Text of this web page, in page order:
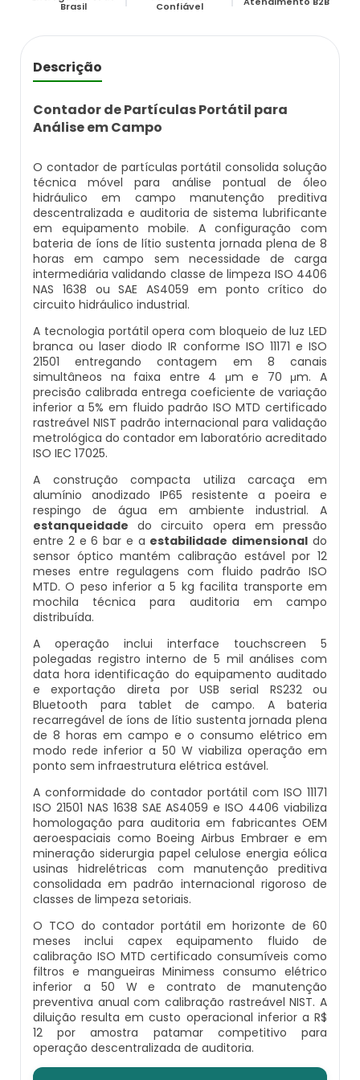
Empresa De Análise De Água
Kit Análise De Água Piscicultura
Kit Análise De Agua Piscina
Kit Para Análise De Água
Laboratorio Análise Agua
Laboratório Análise De Água
Laboratório De Análise De Água
Laboratório Para Análise De Água Potável
Laudo De Análise De Água Potável
Quanto Custa Para Fazer Análise De Agua
Quanto Custa Uma Análise De Água De
Poço
Teste De Água Potável
Laboratório Análise De Efluentes
Laboratório De Análise De Efluentes
Estação De Tratamento De Efluentes Ete Sp
Ete Estação De Tratamento De Efluentes Sp
Ete Efluentes
Resinas De Troca Iônica Para Deionizadores
Sistema De Tratamento De Água De Poço
Artesiano
Sistema De Tratamento De Água Osmose
Reversa
Tratamento De Água De Caldeiras
Industriais
Tratamento De Água De Trocador De Calor
Tratamento De Água Para Caldeira A Vapor
Tratamento De Água Para Caldeiras
Tratamento Químico De Água Para
Caldeiras
Venda De Osmose Reversa
Carvão Ativado Granulado
Comprar Filtro De Osmose Reversa
Distribuidor De Osmose Reversa
Distribuidor De Osmose Reversa De
Tratamento De Água
Filtro Para Poço Artesiano Com Carvão
Ativado
Membrana De Osmose Reversa
Osmose Reversa
Abrandador Residencial
Desmineralizador De Água Industrial
Desmineralizador Industrial
Desmineralizador Preço
Desmineralizador De Água Preço
Filtro Abrandador Preço
Filtro Abrandador Residencial
Fabricante De Desmineralizador De Água
Desmineralizador De Água Portátil
Fabricante De Resina De Troca Iônica
Fabricantes De Abrandadores
Filtro De Água Osmose Reversa
Filtro Desferrizador
Abrandador
Desmineralizador
Filtro De Agua Alta Vazão
Filtro De Fibra De Vidro
Filtro De Água Industrial
Filtro De Água Industrial Preço
Filtro De Água Para Indústria
Filtro De Água Para Poço Artesiano
Filtro De Água Para Poço Artesiano Preço
Filtro Deionizador Aquário
Deionizador A Venda
Onde Comprar Deionizador
Preço De Deionizador
Deionizador Em Sp
Comprar Deionizador De Água
Deionizador Industrial
Filtro Para Remover Ferro E Manganês
Elemento Filtrante Para Remoção De Ferro
Removedor De Tinta Óleo Em Ferro
Removedor De Tinta Ferro
Removedor De Ferrugem De Ferro
Elemento Filtrante Cartucho
Elementos Filtrantes Para Água
Brasil Confiável
Descrição
Contador de Partículas Portátil para
Análise em Campo
O contador de partículas portátil consolida solução
técnica móvel para análise pontual de óleo
hidráulico em campo manutenção preditiva
descentralizada e auditoria de sistema lubrificante
em equipamento mobile. A configuração com
bateria de íons de lítio sustenta jornada plena de 8
horas em campo sem necessidade de carga
intermediária validando classe de limpeza ISO 4406
NAS 1638 ou SAE AS4059 em ponto crítico do
circuito hidráulico industrial.
A tecnologia portátil opera com bloqueio de luz LED
branca ou laser diodo IR conforme ISO 11171 e ISO
21501 entregando contagem em 8 canais
simultâneos na faixa entre 4 μm e 70 μm. A
precisão calibrada entrega coeficiente de variação
inferior a 5% em fluido padrão ISO MTD certificado
rastreável NIST padrão internacional para validação
metrológica do contador em laboratório acreditado
ISO IEC 17025.
A construção compacta utiliza carcaça em
alumínio anodizado IP65 resistente a poeira e
respingo de água em ambiente industrial. A
estanqueidade do circuito opera em pressão
entre 2 e 6 bar e a estabilidade dimensional do
sensor óptico mantém calibração estável por 12
meses entre regulagens com fluido padrão ISO
MTD. O peso inferior a 5 kg facilita transporte em
mochila técnica para auditoria em campo
distribuída.
A operação inclui interface touchscreen 5
polegadas registro interno de 5 mil análises com
data hora identificação do equipamento auditado
e exportação direta por USB serial RS232 ou
Bluetooth para tablet de campo. A bateria
recarregável de íons de lítio sustenta jornada plena
de 8 horas em campo e o consumo elétrico em
modo rede inferior a 50 W viabiliza operação em
ponto sem infraestrutura elétrica estável.
A conformidade do contador portátil com ISO 11171
ISO 21501 NAS 1638 SAE AS4059 e ISO 4406 viabiliza
homologação para auditoria em fabricantes OEM
aeroespaciais como Boeing Airbus Embraer e em
mineração siderurgia papel celulose energia eólica
usinas hidrelétricas com manutenção preditiva
consolidada em padrão internacional rigoroso de
classes de limpeza setoriais.
O TCO do contador portátil em horizonte de 60
meses inclui capex equipamento fluido de
calibração ISO MTD certificado consumíveis como
filtros e mangueiras Minimess consumo elétrico
inferior a 50 W e contrato de manutenção
preventiva anual com calibração rastreável NIST. A
diluição resulta em custo operacional inferior a R$
12 por amostra patamar competitivo para
operação descentralizada de auditoria.